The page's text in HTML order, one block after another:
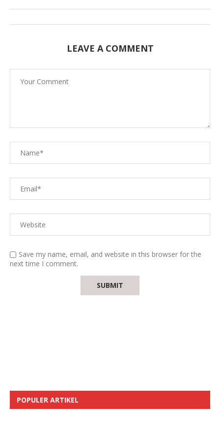
LEAVE A COMMENT
Save my name, email, and website in this browser for the
next time I comment.
POPULER ARTIKEL